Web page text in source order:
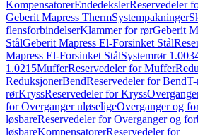
KompensatorerEndedekslerReservedeler
Geberit Mapress ThermSystempakninger
flensforbindelserKlammer for rørGeberit
StålGeberit Mapress El-Forsinket Stål
Mapress El-Forsinket StålSystemrør
1.0215MufferReservedeler for Muffer
ReduksjonerBendReservedeler for Bend
rørKryssReservedeler for Kryss
for Overganger uløseligeOverganger og
løsbareReservedeler for Overganger og
løsbareKompensatorerReservedeler for